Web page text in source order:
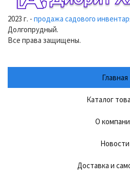
2023 г. - продажа садового
Долгопрудный.
Все права защищены.
Главная
Каталог
О
Новости
Доставка и